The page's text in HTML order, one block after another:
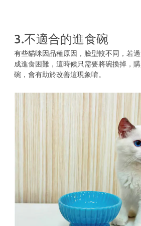
3.不適合的進食碗
有些貓咪因品種原因，臉型較不同，若
成進食困難，這時候只需要將碗換掉，
碗，會有助於改善這現象唷。